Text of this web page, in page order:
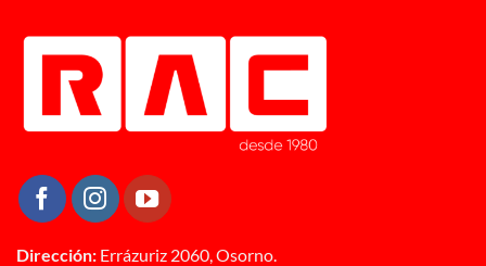
Dirección: Errázuriz 2060, Osorno.